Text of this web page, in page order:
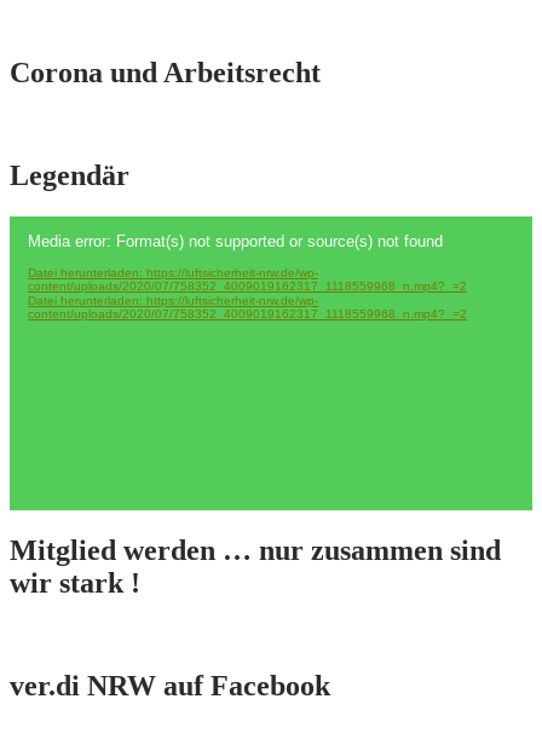
Corona und Arbeitsrecht
Legendär
Player
Media error: Format(s) not supported or source(s) not found
Datei herunterladen: https://luftsicherheit-nrw.de/wp-
content/uploads/2020/07/758352_4009019162317_1118559968_n.mp4?_=2
Datei herunterladen: https://luftsicherheit-nrw.de/wp-
content/uploads/2020/07/758352_4009019162317_1118559968_n.mp4?_=2
Mitglied werden … nur zusammen sind
wir stark !
ver.di NRW auf Facebook